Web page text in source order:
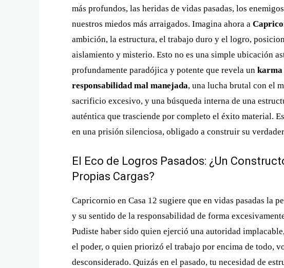
más profundos, las heridas de vidas pasadas, los
nuestros miedos más arraigados. Imagina ahora a
ambición, la estructura, el trabajo duro y el logro,
aislamiento y misterio. Esto no es una simple ubicación
profundamente paradójica y potente que revela un karma
responsabilidad mal manejada, una lucha brutal con el
sacrificio excesivo, y una búsqueda interna de una
auténtica que trasciende por completo el éxito material.
en una prisión silenciosa, obligado a construir su
El Eco de Logros Pasados: ¿Un
Propias Cargas?
Capricornio en Casa 12 sugiere que en vidas pasadas la
y su sentido de la responsabilidad de forma
Pudiste haber sido quien ejerció una autoridad
el poder, o quien priorizó el trabajo por encima de todo,
desconsiderado. Quizás en el pasado, tu necesidad de